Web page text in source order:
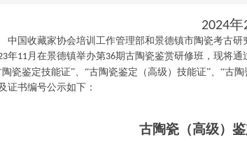
2024年
中国收藏家协会培训工作管理部和景德镇市陶瓷考古研
3年11月在景德镇举办第36期古陶瓷鉴赏研修班，现将
陶瓷鉴定技能证”、“古陶瓷鉴定（高级）技能证”、“古
证书编号公示如下：
古陶瓷（高级）